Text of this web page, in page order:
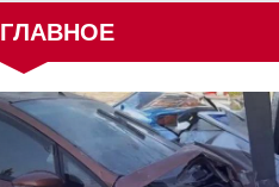
ГЛАВНОЕ